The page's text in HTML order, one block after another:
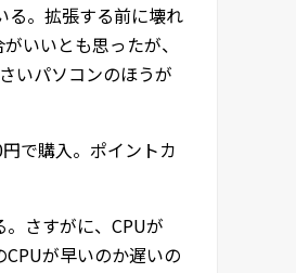
る。拡張する前に壊れ
いいとも思ったが、
いパソコンのほうが
で購入。ポイントカ
さすがに、CPUが
が早いのか遅いの